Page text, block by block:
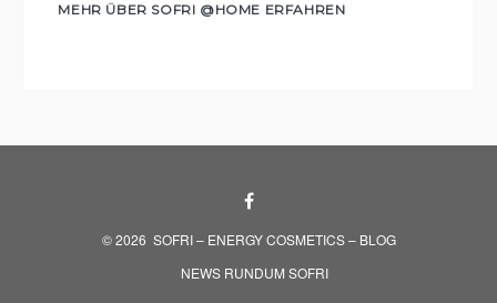
MEHR ÜBER SOFRI @HOME ERFAHREN
© 2026 SOFRI – ENERGY COSMETICS – BLOG
NEWS RUNDUM SOFRI